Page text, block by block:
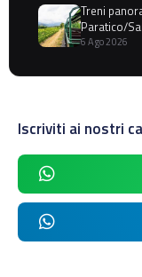
Treni
Paratico/
6 Ago 2026
Iscriviti ai nostri